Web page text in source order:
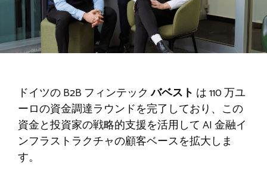
ドイツの B2B フィンテックバベスト は 110 万ユ
ーロの資金調達ラウンドを完了しており、この
資金と投資家の戦略的支援を活用して AI 金融イ
ンフラストラクチャの顧客ベースを拡大しま
す。